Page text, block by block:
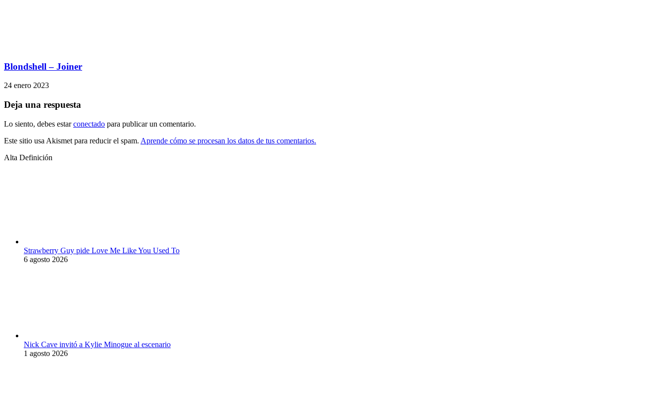
Blondshell – Joiner
24 enero 2023
Deja una respuesta
Lo siento, debes estarconectado para publicar un comentario.
Este sitio usa Akismet para reducir el spam. Aprende cómo se procesan los datos de tus comentarios.
Alta Definición
Strawberry Guy pide Love Me Like You Used To
6 agosto 2026
Nick Cave invitó a Kylie Minogue al escenario
1 agosto 2026